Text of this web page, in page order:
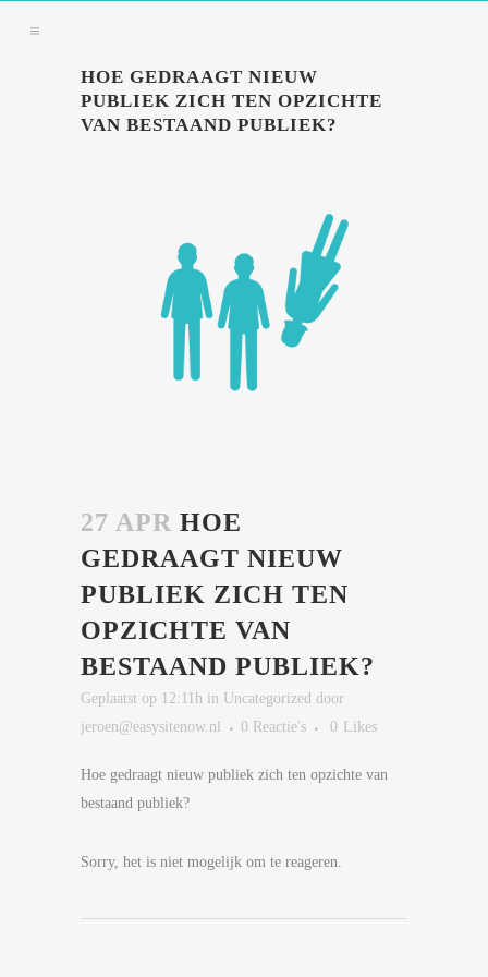
HOE GEDRAAGT NIEUW
PUBLIEK ZICH TEN OPZICHTE
VAN BESTAAND PUBLIEK?
27 APR HOE
GEDRAAGT NIEUW
PUBLIEK ZICH TEN
OPZICHTE VAN
BESTAAND PUBLIEK?
Geplaatst op 12:11h in Uncategorized door
jeroen@easysitenow.nl
0 Reactie's 0 Likes
Hoe gedraagt nieuw publiek zich ten opzichte van
bestaand publiek?
Sorry, het is niet mogelijk om te reageren.